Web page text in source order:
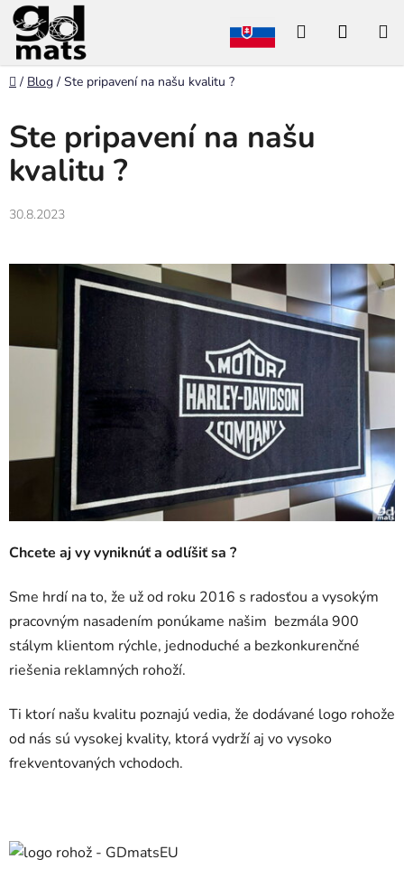
Prejsť
na
obsah
Hľadať
Domov
/ Blog / Ste pripavení na našu kvalitu ?
Ste pripavení na našu
kvalitu ?
30.8.2023
Chcete aj vy vyniknúť a odlíšiť sa ?
Sme hrdí na to, že už od roku 2016 s radosťou a vysokým
pracovným nasadením ponúkame našim bezmála 900
stálym klientom rýchle, jednoduché a bezkonkurenčné
riešenia reklamných rohoží.
Ti ktorí našu kvalitu poznajú vedia, že dodávané logo rohože
od nás sú vysokej kvality, ktorá vydrží aj vo vysoko
frekventovaných vchodoch.